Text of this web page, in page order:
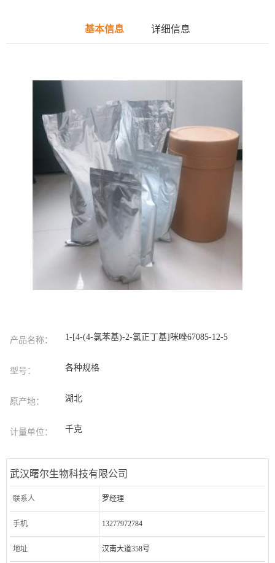
基本信息 详细信息
产品名称： 1-[4-(4-氯苯基)-2-氯正丁基]咪唑67085-12-5
型号： 各种规格
原产地： 湖北
计量单位： 千克
武汉曙尔生物科技有限公司
联系人 罗经理
手机 13277972784
地址 汉南大道358号